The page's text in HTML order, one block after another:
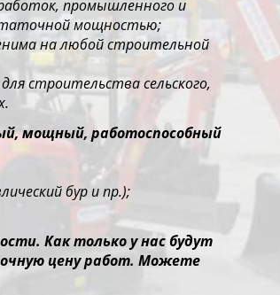
промышленного и
мощностью;
на любой строительной
строительства сельского,
мощный, работоспособный
бур и пр.);
Как только у нас будут
цену работ. Можете